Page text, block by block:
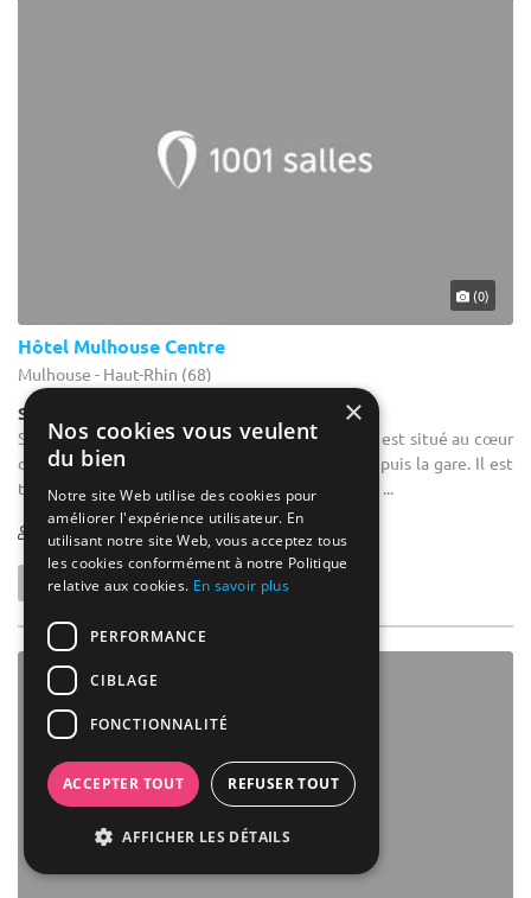
(0)
Hôtel Mulhouse Centre
Mulhouse - Haut-Rhin (68)
Salle de réception
Salle de séminaire : L'Hôtel Mulhouse Centre*** est situé au cœur
du centre historique et est accessible à pied depuis la gare. Il est
très facile d'accéder à l'hôtel en voiture grâce au ...
1-40
×
Nos cookies vous veulent
du bien
Notre site Web utilise des cookies pour
améliorer l'expérience utilisateur. En
utilisant notre site Web, vous acceptez tous
les cookies conformément à notre Politique
relative aux cookies. En savoir plus
PERFORMANCE
CIBLAGE
FONCTIONNALITÉ
ACCEPTER TOUT REFUSER TOUT
AFFICHER LES DÉTAILS